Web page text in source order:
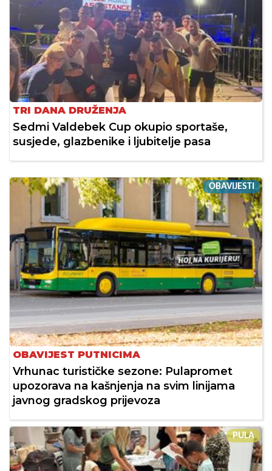
TRI DANA DRUŽENJA
Sedmi Valdebek Cup okupio sportaše,
susjede, glazbenike i ljubitelje pasa
OBAVIJESTI
OBAVIJEST PUTNICIMA
Vrhunac turističke sezone: Pulapromet
upozorava na kašnjenja na svim linijama
javnog gradskog prijevoza
PULA